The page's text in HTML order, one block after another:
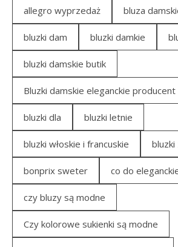
allegro wyprzedaż bluza
bluzki dam bluzki damkie
bluzki damskie butik
Bluzki damskie eleganckie producent
bluzki dla bluzki letnie
bluzki włoskie i francuskie
bonprix sweter co do
czy bluzy są modne
Czy kolorowe sukienki są modne